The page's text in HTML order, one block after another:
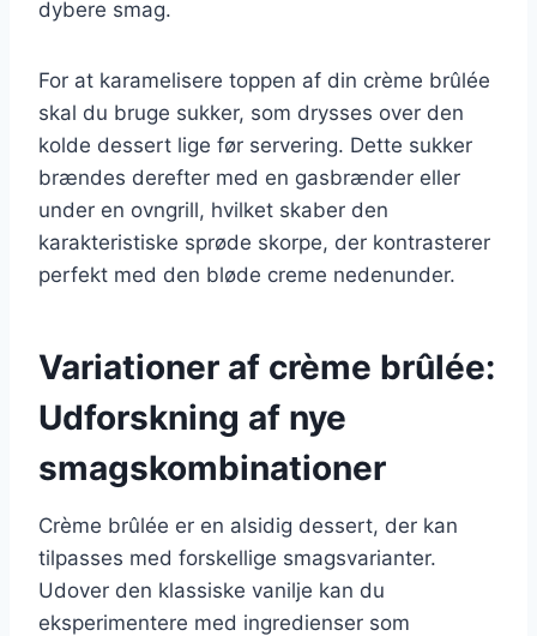
dybere smag.
For at karamelisere toppen af din crème brûlée
skal du bruge sukker, som drysses over den
kolde dessert lige før servering. Dette sukker
brændes derefter med en gasbrænder eller
under en ovngrill, hvilket skaber den
karakteristiske sprøde skorpe, der kontrasterer
perfekt med den bløde creme nedenunder.
Variationer af crème brûlée:
Udforskning af nye
smagskombinationer
Crème brûlée er en alsidig dessert, der kan
tilpasses med forskellige smagsvarianter.
Udover den klassiske vanilje kan du
eksperimentere med ingredienser som